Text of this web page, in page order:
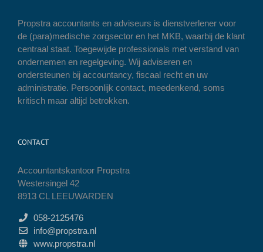
Propstra accountants en adviseurs is dienstverlener voor
de (para)medische zorgsector en het MKB, waarbij de klant
centraal staat. Toegewijde professionals met verstand van
ondernemen en regelgeving. Wij adviseren en
ondersteunen bij accountancy, fiscaal recht en uw
administratie. Persoonlijk contact, meedenkend, soms
kritisch maar altijd betrokken.
CONTACT
Accountantskantoor Propstra
Westersingel 42
8913 CL LEEUWARDEN
058-2125476
info@propstra.nl
www.propstra.nl